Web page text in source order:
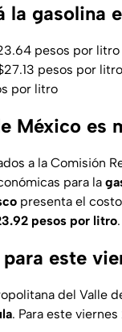
la gasolina
pesos por litro
pesos por litro
por litro
México es
a la Comisión
para la
presenta el
pesos por litro.
este
del Valle
. Para este